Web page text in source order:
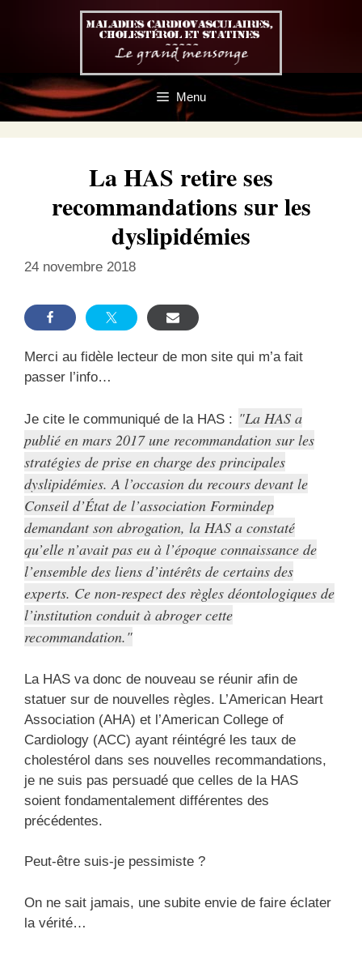
Menu
La HAS retire ses
recommandations sur les
dyslipidémies
24 novembre 2018
Merci au fidèle lecteur de mon site qui m’a fait
passer l’info…
Je cite le communiqué de la HAS :
La HAS a
publié en mars 2017 une recommandation sur les
stratégies de prise en charge des principales
dyslipidémies. A l’occasion du recours devant le
Conseil d’État de l’association Formindep
demandant son abrogation, la HAS a constaté
qu’elle n’avait pas eu à l’époque connaissance de
l’ensemble des liens d’intérêts de certains des
experts. Ce non-respect des règles déontologiques de
l’institution conduit à abroger cette
recommandation.
La HAS va donc de nouveau se réunir afin de
statuer sur de nouvelles règles. L’American Heart
Association (AHA) et l’American College of
Cardiology (ACC) ayant réintégré les taux de
cholestérol dans ses nouvelles recommandations,
je ne suis pas persuadé que celles de la HAS
soient fondamentalement différentes des
précédentes.
Peut-être suis-je pessimiste ?
On ne sait jamais, une subite envie de faire éclater
la vérité…